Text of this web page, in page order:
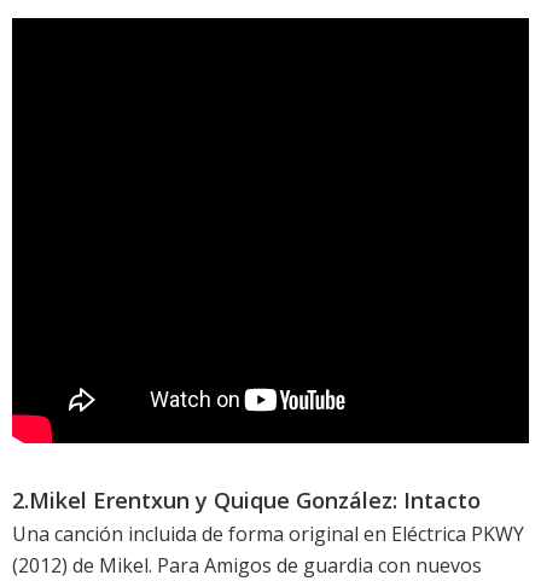
2.Mikel Erentxun y Quique González: Intacto
Una canción incluida de forma original en Eléctrica PKWY
(2012) de Mikel. Para Amigos de guardia con nuevos